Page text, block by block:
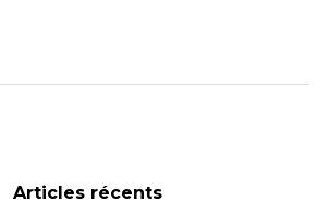
Articles récents